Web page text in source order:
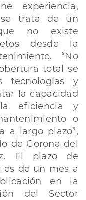
experiencia,
trata de un
no existe
desde la
“No
total se
tecnologías y
la capacidad
eficiencia y
o
a largo plazo”,
de Gorona del
El plazo de
es de un mes a
en la
del Sector